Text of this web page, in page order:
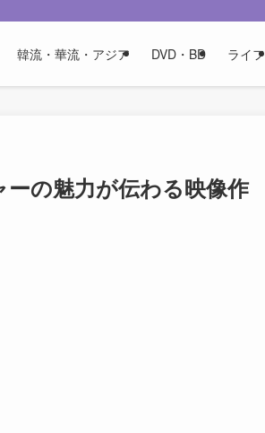
韓流・華流・アジア DVD・BD ライフ
ーの魅力が伝わる映像作